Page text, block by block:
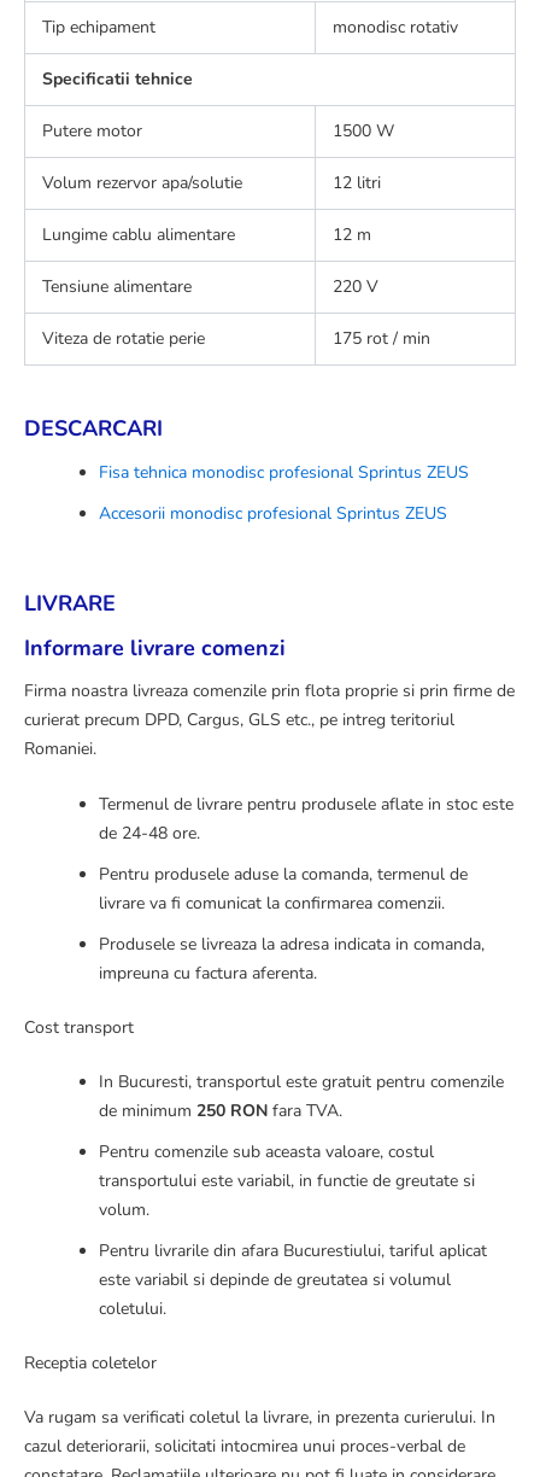
Tip echipament monodisc rotativ
Specificatii tehnice
Putere motor 1500 W
Volum rezervor apa/solutie 12 litri
Lungime cablu alimentare 12 m
Tensiune alimentare 220 V
Viteza de rotatie perie 175 rot / min
DESCARCARI
Fisa tehnica monodisc profesional Sprintus ZEUS
Accesorii monodisc profesional Sprintus ZEUS
LIVRARE
Informare livrare comenzi
Firma noastra livreaza comenzile prin flota proprie si prin firme de
curierat precum DPD, Cargus, GLS etc., pe intreg teritoriul
Romaniei.
Termenul de livrare pentru produsele aflate in stoc este
de 24-48 ore.
Pentru produsele aduse la comanda, termenul de
livrare va fi comunicat la confirmarea comenzii.
Produsele se livreaza la adresa indicata in comanda,
impreuna cu factura aferenta.
Cost transport
In Bucuresti, transportul este gratuit pentru comenzile
de minimum 250 RON fara TVA.
Pentru comenzile sub aceasta valoare, costul
transportului este variabil, in functie de greutate si
volum.
Pentru livrarile din afara Bucurestiului, tariful aplicat
este variabil si depinde de greutatea si volumul
coletului.
Receptia coletelor
Va rugam sa verificati coletul la livrare, in prezenta curierului. In
cazul deteriorarii, solicitati intocmirea unui proces-verbal de